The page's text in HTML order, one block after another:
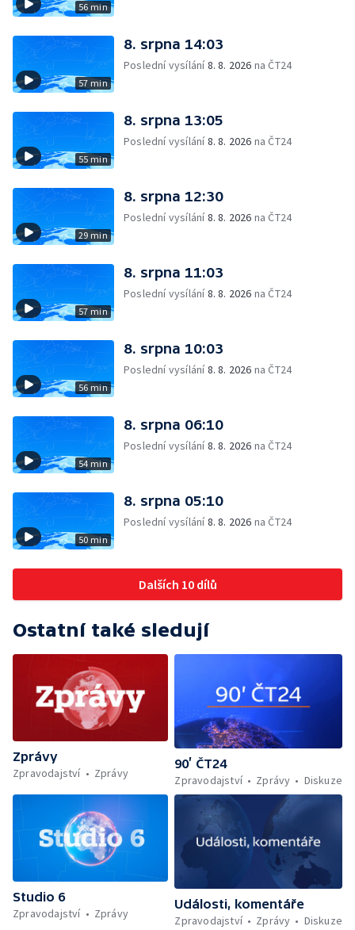
56 min
57 min
8. srpna 14:03
Poslední vysílání8. 8. 2026 na ČT24
55 min
8. srpna 13:05
Poslední vysílání8. 8. 2026 na ČT24
29 min
8. srpna 12:30
Poslední vysílání8. 8. 2026 na ČT24
57 min
8. srpna 11:03
Poslední vysílání8. 8. 2026 na ČT24
56 min
8. srpna 10:03
Poslední vysílání8. 8. 2026 na ČT24
54 min
8. srpna 06:10
Poslední vysílání8. 8. 2026 na ČT24
50 min
8. srpna 05:10
Poslední vysílání8. 8. 2026 na ČT24
Dalších 10 dílů
Ostatní také sledují
Zprávy
Zpravodajství
Zprávy
90’ ČT24
Zpravodajství
Zprávy Diskuze
Studio 6
Zpravodajství
Zprávy
Události, komentáře
Zpravodajství
Zprávy Diskuze